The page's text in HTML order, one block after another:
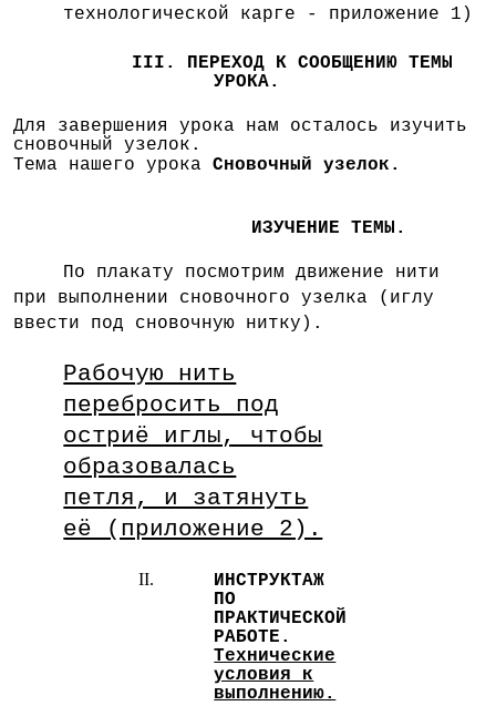
технологической карге - приложение 1)
III. ПЕРЕХОД К СООБЩЕНИЮ ТЕМЫ
УРОКА.
Для завершения урока нам осталось изучить
сновочный узелок.
Тема нашего урока Сновочный узелок.
ИЗУЧЕНИЕ ТЕМЫ.
По плакату посмотрим движение нити
при выполнении сновочного узелка (иглу
ввести под сновочную нитку).
Рабочую нить
перебросить под
остриё иглы, чтобы
образовалась
петля, и затянуть
её (приложение 2).
ИНСТРУКТАЖ
ПО
ПРАКТИЧЕСКОЙ
РАБОТЕ.
Технические
условия к
выполнению.